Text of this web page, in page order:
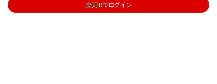
楽天IDでログイン